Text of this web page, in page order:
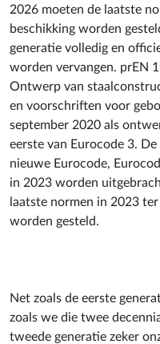
2026 moeten de laatste
beschikking worden
generatie volledig en
worden vervangen. prEN
Ontwerp van
en voorschriften voor
september 2020 als
eerste van Eurocode 3.
nieuwe Eurocode,
in 2023 worden
laatste normen in 2023
worden gesteld.
Net zoals de eerste
zoals we die twee
tweede generatie zeker